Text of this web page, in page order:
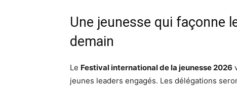
Une jeunesse qui façonne
demain
Le Festival international de la jeunesse 2026
jeunes leaders engagés. Les délégations